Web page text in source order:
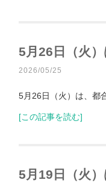
5月26日（火）
2026/05/25
5月26日（火）は、都
[この記事を読む]
5月19日（火）